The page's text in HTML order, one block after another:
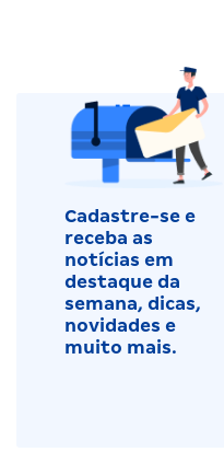
Cadastre-se e
receba as
notícias em
destaque da
semana, dicas,
novidades e
muito mais.